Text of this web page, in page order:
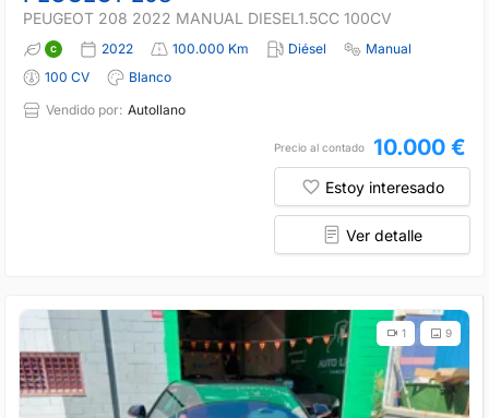
PEUGEOT 208 2022 MANUAL DIESEL1.5CC 100CV
2022 100.000 Km Diésel
Manual
100 CV
Blanco
Vendido por: Autollano
Precio al contado 10.000 €
Estoy interesado
Ver detalle
9
1